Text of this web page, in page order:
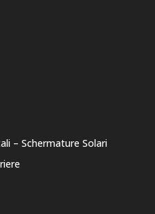
– Schermature Solari